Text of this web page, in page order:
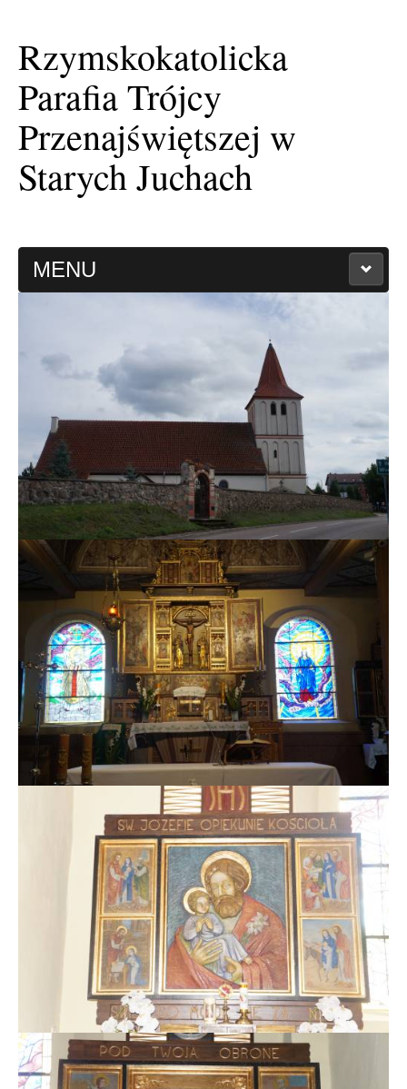
Rzymskokatolicka
Parafia Trójcy
Przenajświętszej w
Starych Juchach
MENU
KAPLICA FILIALNA
MSZE I NABOŻEŃSTWA
KONTAKT
KANCELARIA PARAFIALNA